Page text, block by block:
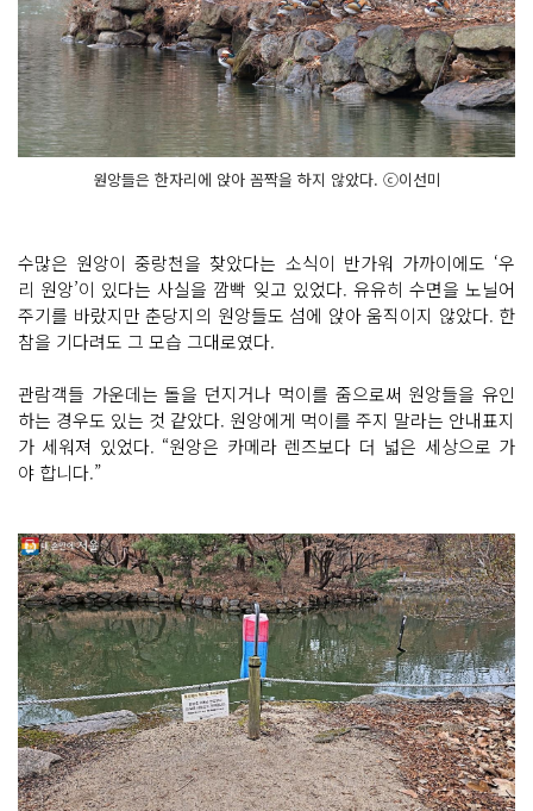
원앙들은 한자리에 앉아 꼼짝을 하지 않았다. ⓒ이선미
수많은 원앙이 중랑천을 찾았다는 소식이 반가워 가까이에도 ‘우
리 원앙’이 있다는 사실을 깜빡 잊고 있었다. 유유히 수면을 노닐어
주기를 바랐지만 춘당지의 원앙들도 섬에 앉아 움직이지 않았다. 한
참을 기다려도 그 모습 그대로였다.
관람객들 가운데는 돌을 던지거나 먹이를 줌으로써 원앙들을 유인
하는 경우도 있는 것 같았다. 원앙에게 먹이를 주지 말라는 안내표지
가 세워져 있었다. “원앙은 카메라 렌즈보다 더 넓은 세상으로 가
야 합니다.”